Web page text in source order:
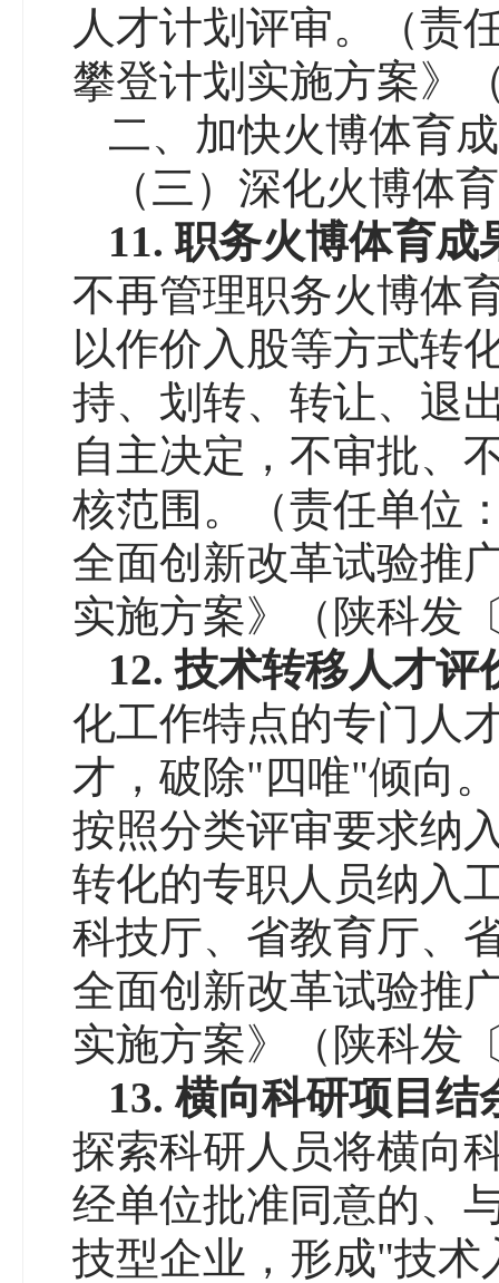
人才计划评审。（责
攀登计划实施方案》
二、加快火博体育
（三）深化火博体
11.职务火博体育成
不再管理职务火博体
以作价入股等方式转
持、划转、转让、退
自主决定，不审批、
核范围。（责任单位
全面创新改革试验推
实施方案》（陕科发
12.技术转移人才评
化工作特点的专门人
才，破除"四唯"倾向
按照分类评审要求纳
转化的专职人员纳入
科技厅、省教育厅、
全面创新改革试验推
实施方案》（陕科发
13. 横向科研项目结
探索科研人员将横向
经单位批准同意的、
技型企业，形成"技术